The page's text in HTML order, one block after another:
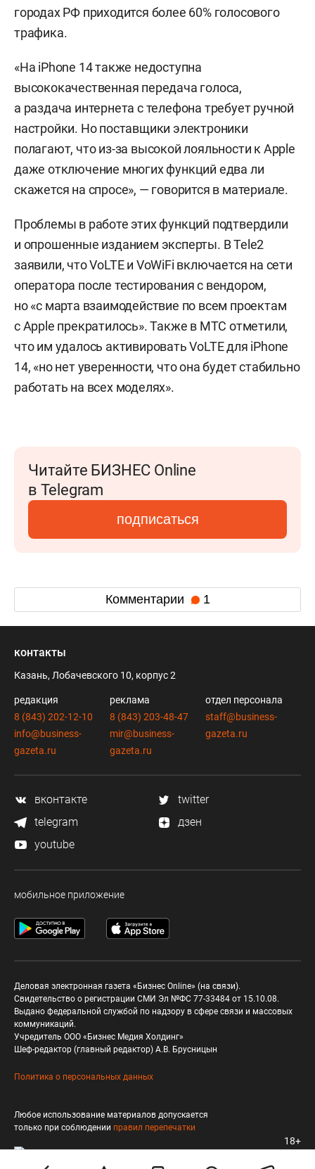
городах РФ приходится более 60% голосового
трафика.
«На iPhone 14 также недоступна
высококачественная передача голоса,
а раздача интернета с телефона требует ручной
настройки. Но поставщики электроники
полагают, что из-за высокой лояльности к Apple
даже отключение многих функций едва ли
скажется на спросе», — говорится в материале.
Проблемы в работе этих функций подтвердили
и опрошенные изданием эксперты. В Tele2
заявили, что VoLTE и VoWiFi включается на сети
оператора после тестирования с вендором,
но «с марта взаимодействие по всем проектам
с Apple прекратилось». Также в МТС отметили,
что им удалось активировать VoLTE для iPhone
14, «но нет уверенности, что она будет стабильно
работать на всех моделях».
Читайте БИЗНЕС Online
в Telegram
подписаться
Комментарии 1
контакты
Казань, Лобачевского 10, корпус 2
редакция
8 (843) 202-12-10
info@business-
gazeta.ru
реклама
8 (843) 203-48-47
mir@business-
gazeta.ru
отдел персонала
staff@business-
gazeta.ru
вконтакте
twitter
telegram
дзен
youtube
мобильное приложение
Деловая электронная газета «Бизнес Online» (на связи).
Свидетельство о регистрации СМИ Эл №ФС 77-33484 от 15.10.08.
Выдано федеральной службой по надзору в сфере связи и массовых
коммуникаций.
Учредитель ООО «Бизнес Медия Холдинг»
Шеф-редактор (главный редактор) А.В. Брусницын
Политика о персональных данных
Любое использование материалов допускается
только при соблюдении правил перепечатки
18+